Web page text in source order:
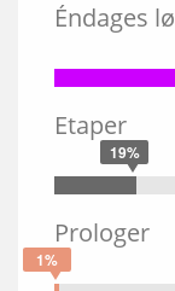
Éndages
Etaper
19%
Prologer
1%